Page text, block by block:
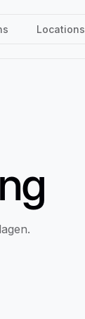
Locations